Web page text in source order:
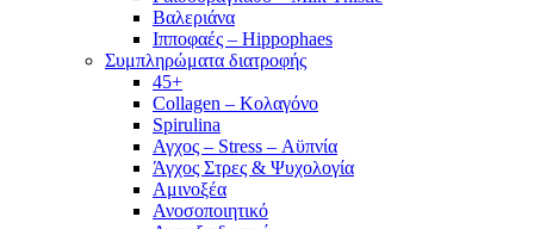
Βαλεριάνα
Ιπποφαές – Hippophaes
Συμπληρώματα διατροφής
45+
Collagen – Κολαγόνο
Spirulina
Αγχος – Stress – Αϋπνία
Άγχος Στρες & Ψυχολογία
Αμινοξέα
Ανοσοποιητικό